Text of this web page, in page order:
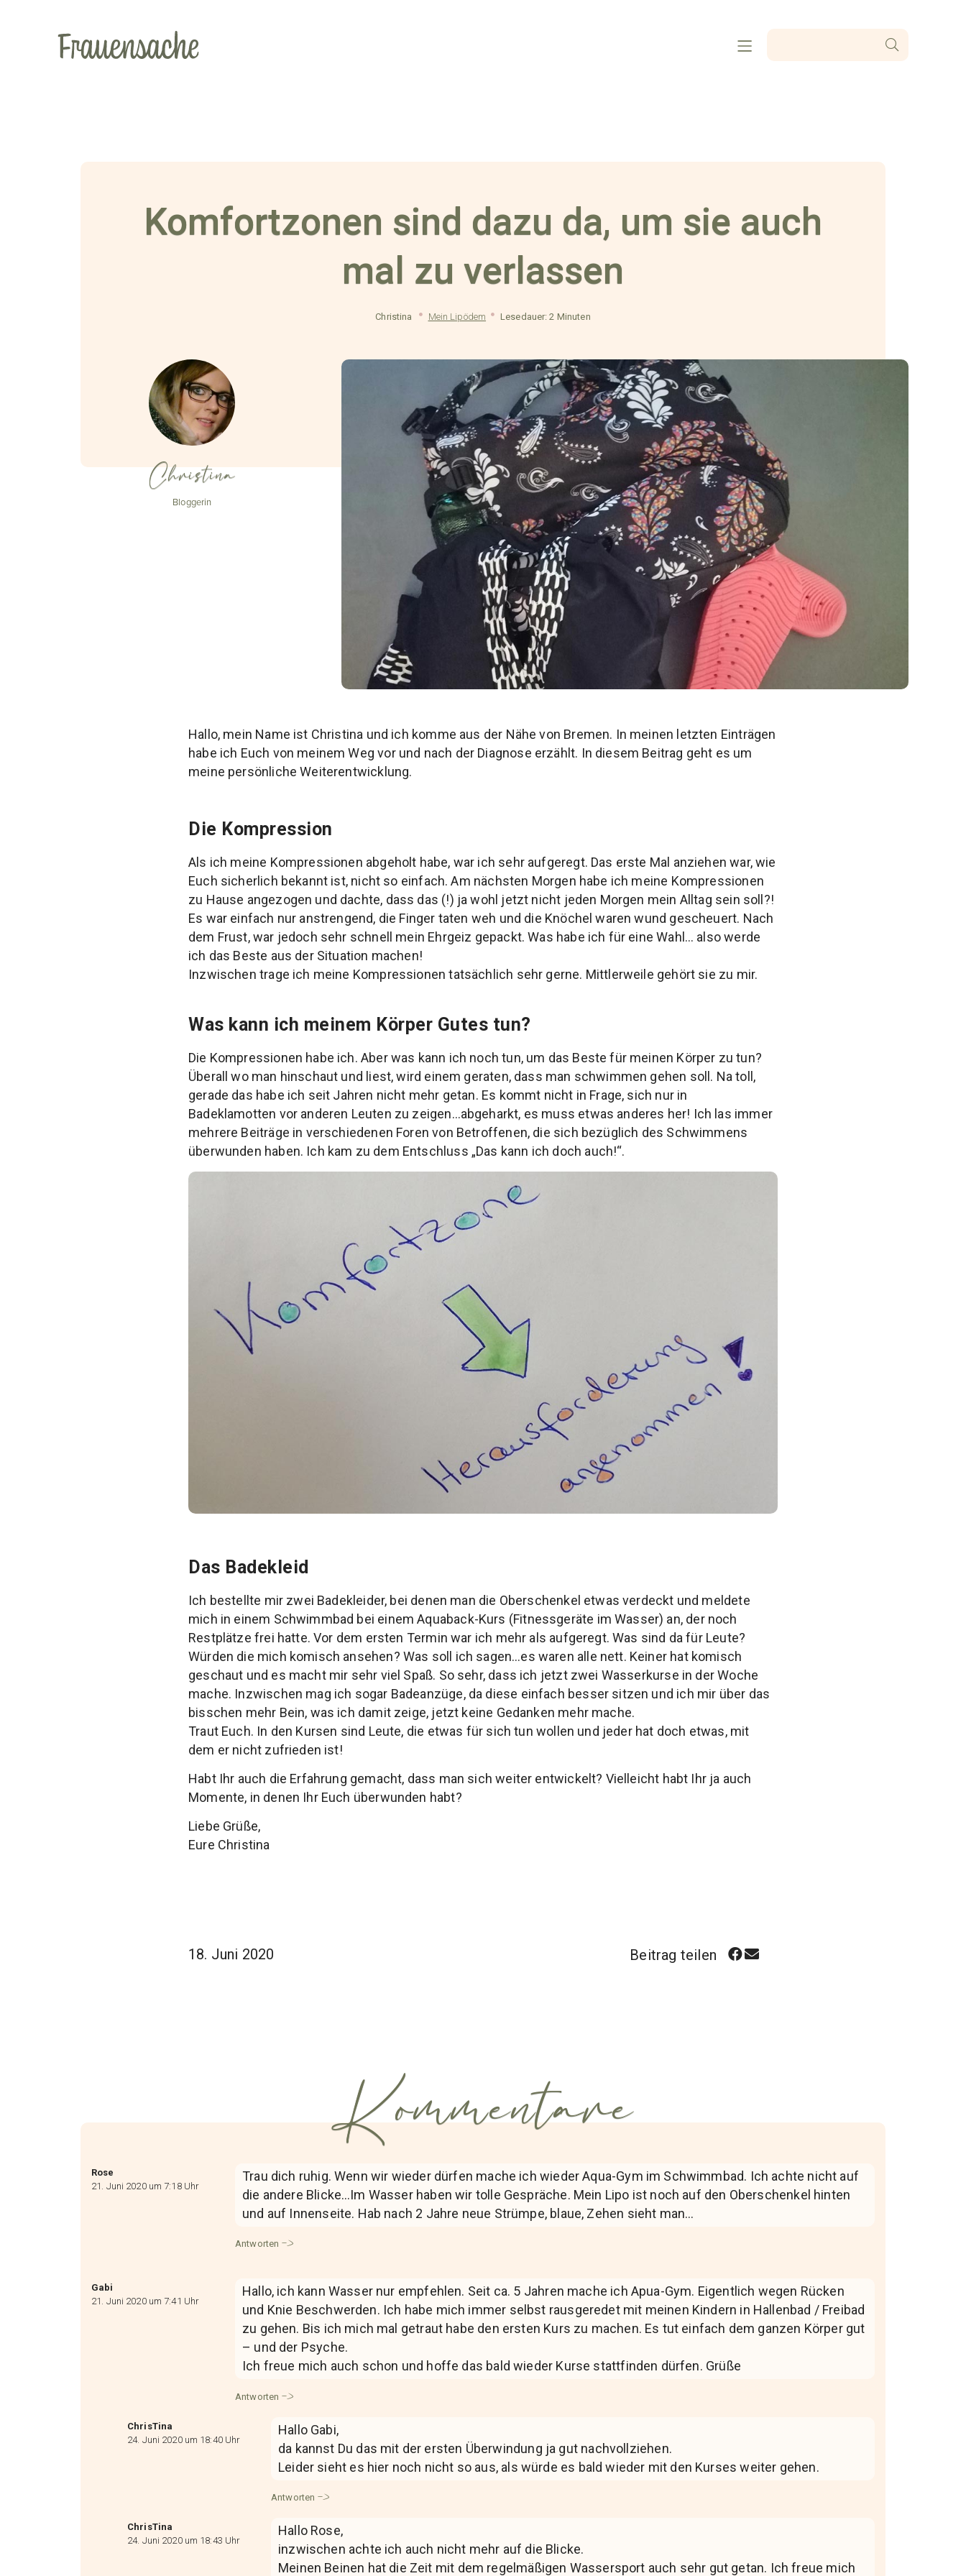
Komfortzonen sind dazu da, um sie auch
mal zu verlassen
Christina Mein Lipödem Lesedauer: 2 Minuten
Christina
Bloggerin
Hallo, mein Name ist Christina und ich komme aus der Nähe von Bremen. In meinen letzten Einträgen
habe ich Euch von meinem Weg vor und nach der Diagnose erzählt. In diesem Beitrag geht es um
meine persönliche Weiterentwicklung.
Die Kompression
Als ich meine Kompressionen abgeholt habe, war ich sehr aufgeregt. Das erste Mal anziehen war, wie
Euch sicherlich bekannt ist, nicht so einfach. Am nächsten Morgen habe ich meine Kompressionen
zu Hause angezogen und dachte, dass das (!) ja wohl jetzt nicht jeden Morgen mein Alltag sein soll?!
Es war einfach nur anstrengend, die Finger taten weh und die Knöchel waren wund gescheuert. Nach
dem Frust, war jedoch sehr schnell mein Ehrgeiz gepackt. Was habe ich für eine Wahl… also werde
ich das Beste aus der Situation machen!
Inzwischen trage ich meine Kompressionen tatsächlich sehr gerne. Mittlerweile gehört sie zu mir.
Was kann ich meinem Körper Gutes tun?
Die Kompressionen habe ich. Aber was kann ich noch tun, um das Beste für meinen Körper zu tun?
Überall wo man hinschaut und liest, wird einem geraten, dass man schwimmen gehen soll. Na toll,
gerade das habe ich seit Jahren nicht mehr getan. Es kommt nicht in Frage, sich nur in
Badeklamotten vor anderen Leuten zu zeigen…abgeharkt, es muss etwas anderes her! Ich las immer
mehrere Beiträge in verschiedenen Foren von Betroffenen, die sich bezüglich des Schwimmens
überwunden haben. Ich kam zu dem Entschluss „Das kann ich doch auch!“.
Das Badekleid
Ich bestellte mir zwei Badekleider, bei denen man die Oberschenkel etwas verdeckt und meldete
mich in einem Schwimmbad bei einem Aquaback-Kurs (Fitnessgeräte im Wasser) an, der noch
Restplätze frei hatte. Vor dem ersten Termin war ich mehr als aufgeregt. Was sind da für Leute?
Würden die mich komisch ansehen? Was soll ich sagen…es waren alle nett. Keiner hat komisch
geschaut und es macht mir sehr viel Spaß. So sehr, dass ich jetzt zwei Wasserkurse in der Woche
mache. Inzwischen mag ich sogar Badeanzüge, da diese einfach besser sitzen und ich mir über das
bisschen mehr Bein, was ich damit zeige, jetzt keine Gedanken mehr mache.
Traut Euch. In den Kursen sind Leute, die etwas für sich tun wollen und jeder hat doch etwas, mit
dem er nicht zufrieden ist!
Habt Ihr auch die Erfahrung gemacht, dass man sich weiter entwickelt? Vielleicht habt Ihr ja auch
Momente, in denen Ihr Euch überwunden habt?
Liebe Grüße,
Eure Christina
18. Juni 2020 Beitrag teilen
Kommentare
Rose
21. Juni 2020 um 7:18 Uhr
Trau dich ruhig. Wenn wir wieder dürfen mache ich wieder Aqua-Gym im Schwimmbad. Ich achte nicht auf
die andere Blicke…Im Wasser haben wir tolle Gespräche. Mein Lipo ist noch auf den Oberschenkel hinten
und auf Innenseite. Hab nach 2 Jahre neue Strümpe, blaue, Zehen sieht man…
Antworten
Gabi
21. Juni 2020 um 7:41 Uhr
Hallo, ich kann Wasser nur empfehlen. Seit ca. 5 Jahren mache ich Apua-Gym. Eigentlich wegen Rücken
und Knie Beschwerden. Ich habe mich immer selbst rausgeredet mit meinen Kindern in Hallenbad / Freibad
zu gehen. Bis ich mich mal getraut habe den ersten Kurs zu machen. Es tut einfach dem ganzen Körper gut
– und der Psyche.
Ich freue mich auch schon und hoffe das bald wieder Kurse stattfinden dürfen. Grüße
Antworten
ChrisTina
24. Juni 2020 um 18:40 Uhr
Hallo Gabi,
da kannst Du das mit der ersten Überwindung ja gut nachvollziehen.
Leider sieht es hier noch nicht so aus, als würde es bald wieder mit den Kurses weiter gehen.
Antworten
ChrisTina
24. Juni 2020 um 18:43 Uhr
Hallo Rose,
inzwischen achte ich auch nicht mehr auf die Blicke.
Meinen Beinen hat die Zeit mit dem regelmäßigen Wassersport auch sehr gut getan. Ich freue mich